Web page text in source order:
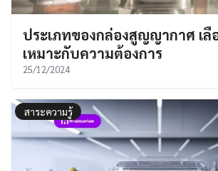
ประเภทของกล่องสูญญากาศ เลื
เหมาะกับความต้องการ
25/12/2024
สาระความรู้